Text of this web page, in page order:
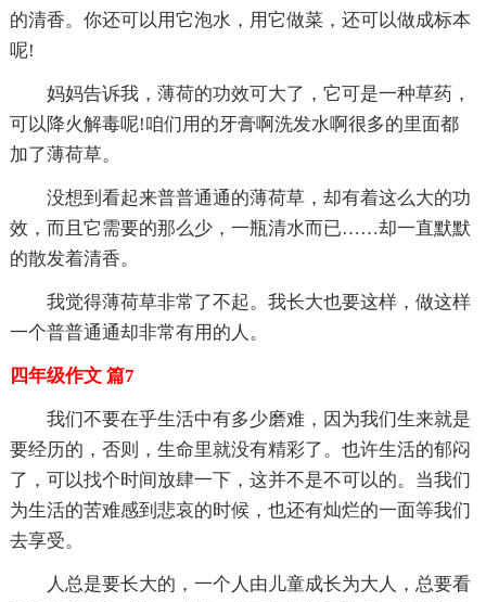
的清香。你还可以用它泡水，用它做菜，还可以做成标本
呢!
妈妈告诉我，薄荷的功效可大了，它可是一种草药，
可以降火解毒呢!咱们用的牙膏啊洗发水啊很多的里面都
加了薄荷草。
没想到看起来普普通通的薄荷草，却有着这么大的功
效，而且它需要的那么少，一瓶清水而已……却一直默默
的散发着清香。
我觉得薄荷草非常了不起。我长大也要这样，做这样
一个普普通通却非常有用的人。
四年级作文 篇7
我们不要在乎生活中有多少磨难，因为我们生来就是
要经历的，否则，生命里就没有精彩了。也许生活的郁闷
了，可以找个时间放肆一下，这并不是不可以的。当我们
为生活的苦难感到悲哀的时候，也还有灿烂的一面等我们
去享受。
人总是要长大的，一个人由儿童成长为大人，总要看